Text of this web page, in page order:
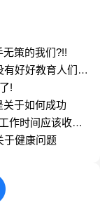
询信为三大常
建议信与请求
，紧随其
邀请信占比
体验反馈及
车服务、门
策的我们?!!
有好好教育人们意
!
关于如何成功
作时间应该收发
于健康问题